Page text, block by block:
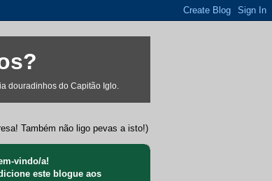
douradinhos do Capitão Iglo.
Também não ligo pevas a isto!)
vindo/a!
este blogue aos